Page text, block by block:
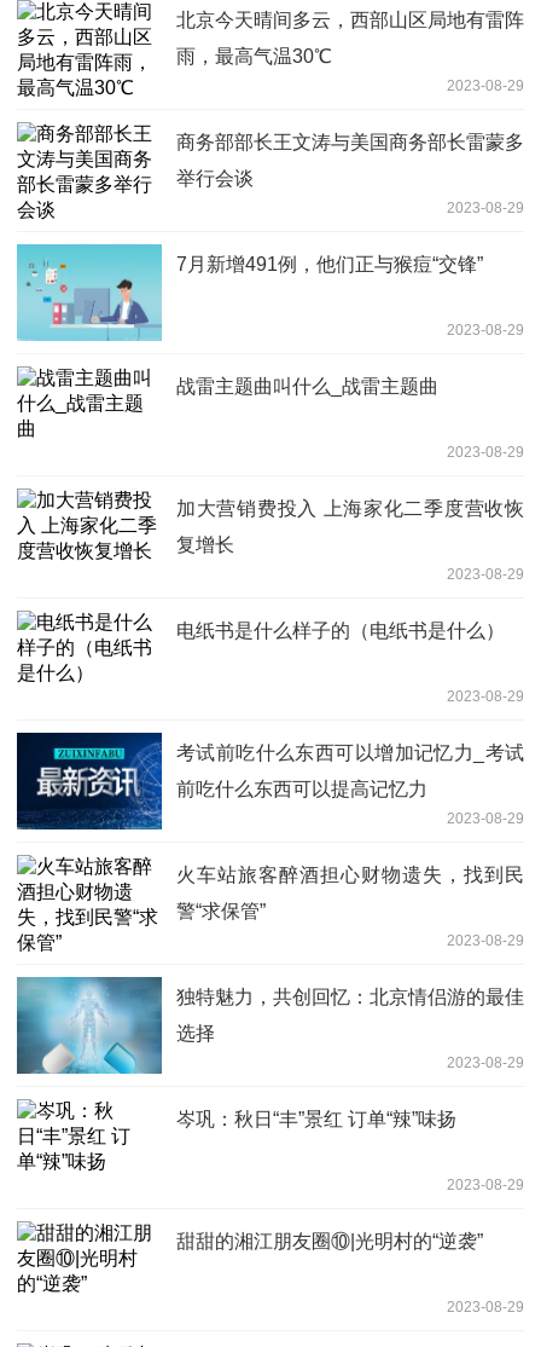
北京今天晴间多云，西部山区局地有雷阵
雨，最高气温30℃
2023-08-29
商务部部长王文涛与美国商务部长雷蒙多
举行会谈
2023-08-29
7月新增491例，他们正与猴痘“交锋”
2023-08-29
战雷主题曲叫什么_战雷主题曲
2023-08-29
加大营销费投入 上海家化二季度营收恢
复增长
2023-08-29
电纸书是什么样子的（电纸书是什么）
2023-08-29
考试前吃什么东西可以增加记忆力_考试
前吃什么东西可以提高记忆力
2023-08-29
火车站旅客醉酒担心财物遗失，找到民
警“求保管”
2023-08-29
独特魅力，共创回忆：北京情侣游的最佳
选择
2023-08-29
岑巩：秋日“丰”景红 订单“辣”味扬
2023-08-29
甜甜的湘江朋友圈⑩|光明村的“逆袭”
2023-08-29